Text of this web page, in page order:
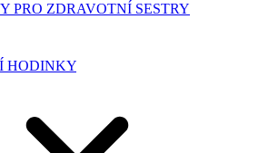
PRO ZDRAVOTNÍ SESTRY
HODINKY